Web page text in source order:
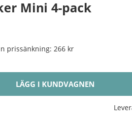
Mini 4-pack
prissänkning: 266 kr
LÄGG I KUNDVAGNEN